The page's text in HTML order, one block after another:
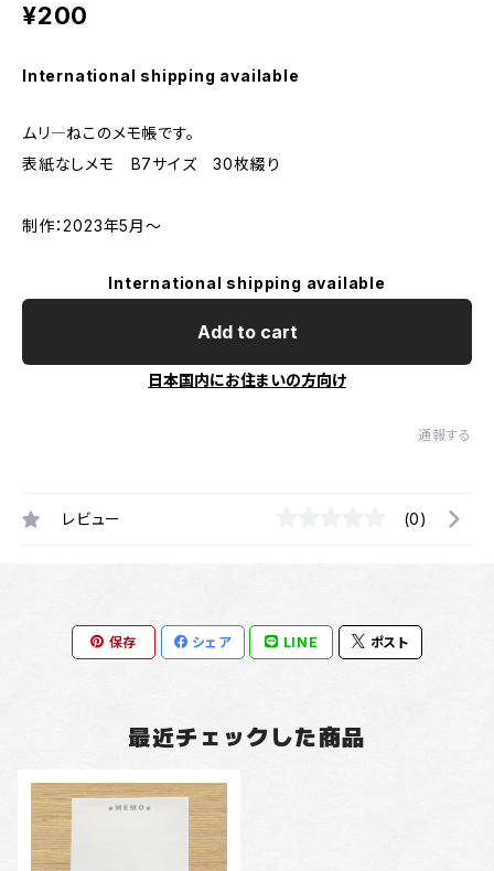
¥200
International shipping available
ムリ―ねこのメモ帳です。
表紙なしメモ B7サイズ 30枚綴り
制作：2023年5月～
International shipping available
Add to cart
日本国内にお住まいの方向け
通報する
レビュー (0)
保存 シェア LINE ポスト
最近チェックした商品